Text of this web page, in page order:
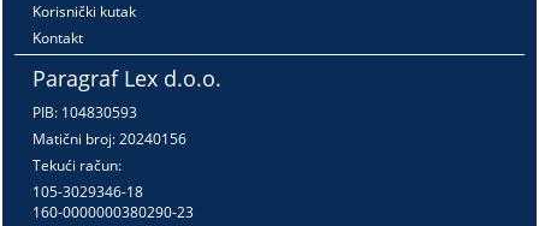
Korisnički kutak
Kontakt
Paragraf Lex d.o.o.
PIB: 104830593
Matični broj: 20240156
Tekući račun:
105-3029346-18
160-0000000380290-23